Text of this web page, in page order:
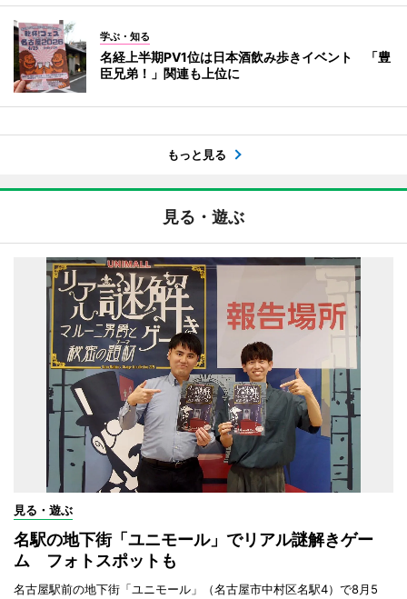
学ぶ・知る
名経上半期PV1位は日本酒飲み歩きイベント 「豊
臣兄弟！」関連も上位に
もっと見る
見る・遊ぶ
見る・遊ぶ
名駅の地下街「ユニモール」でリアル謎解きゲー
ム フォトスポットも
名古屋駅前の地下街「ユニモール」（名古屋市中村区名駅4）で8月5